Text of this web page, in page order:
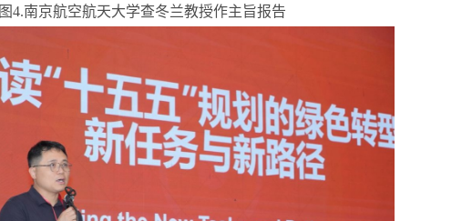
图4.南京航空航天大学查冬兰教授作主旨报告